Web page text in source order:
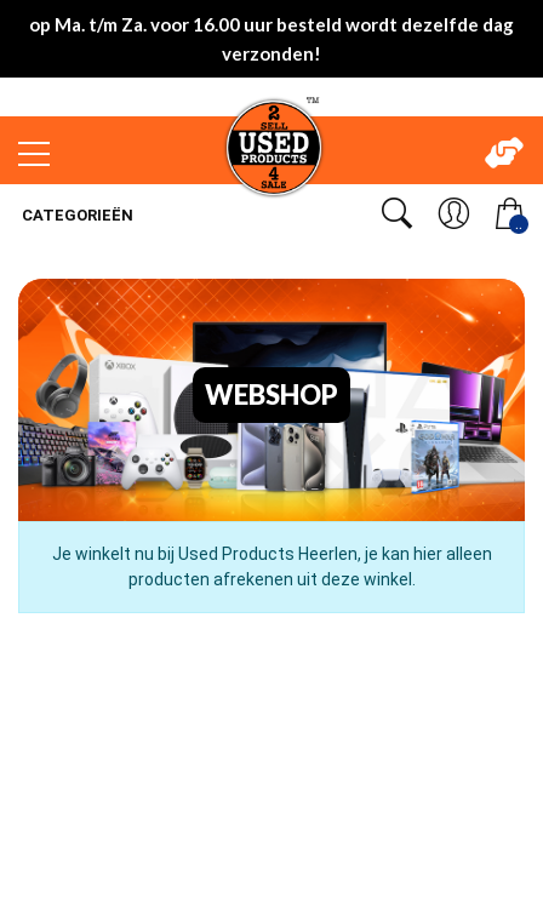
op Ma. t/m Za. voor 16.00 uur besteld wordt dezelfde dag
verzonden!
..
CATEGORIEËN
WEBSHOP
Je winkelt nu bij Used Products Heerlen, je kan hier alleen
producten afrekenen uit deze winkel.